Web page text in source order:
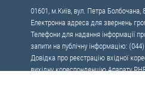
01601, м.Київ, вул. Петра Болбочана,
Електронна адреса для звернень
Телефони для надання інформації
запити на публічну інформацію:
Довідка про реєстрацію вхідної
вихідну кореспонденцію Апарату